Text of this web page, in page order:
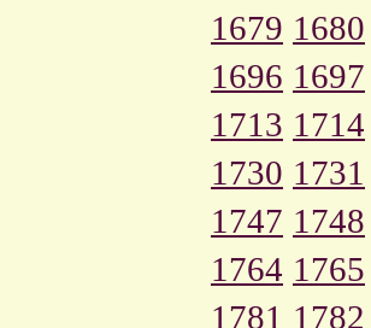
1679 1680
1696 1697
1713 1714
1730 1731
1747 1748
1764 1765
1781 1782